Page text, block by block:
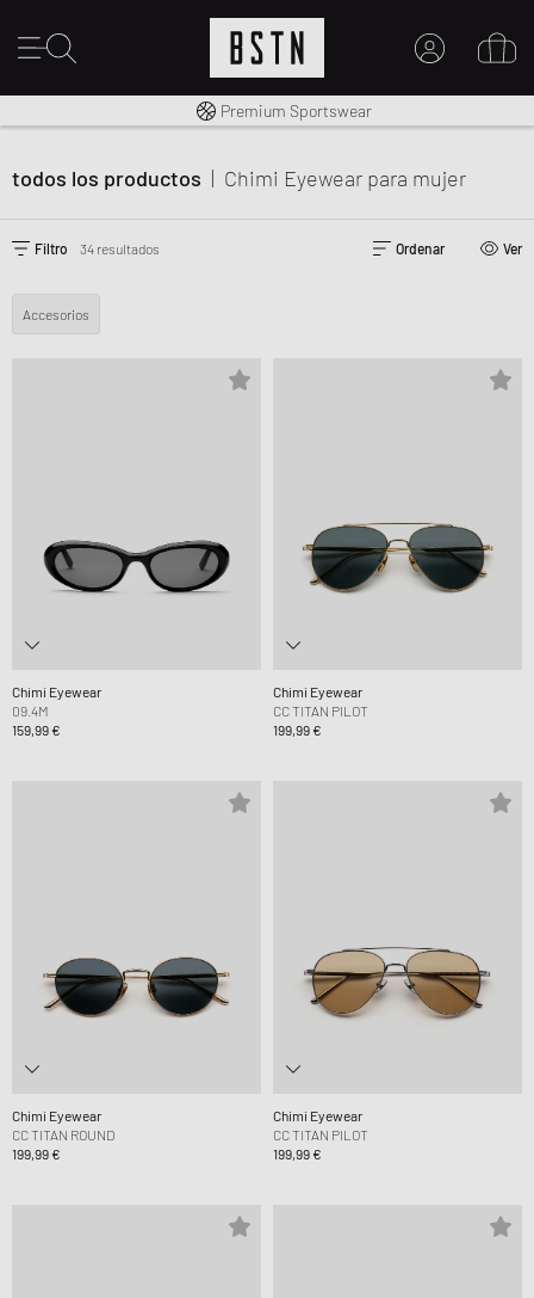
Envío gratuito a España desde € 100
Premium Sportswear
todos los productos | Chimi Eyewear para mujer
Filtro 34 resultados Ordenar Ver
Accesorios
Chimi Eyewear
09.4M
159,99 €
Chimi Eyewear
CC TITAN PILOT
199,99 €
Chimi Eyewear
CC TITAN ROUND
199,99 €
Chimi Eyewear
CC TITAN PILOT
199,99 €